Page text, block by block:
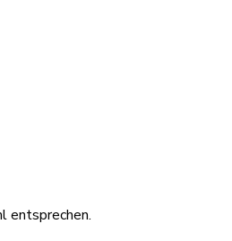
entsprechen.